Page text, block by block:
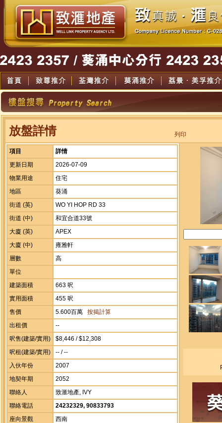
放盤詳情 列印
項目
詳情
更新日期
2026-07-09
物業用途
住宅
地區
葵涌
街道 (英)
WO YI HOP RD 33
街道 (中)
和宜合道33號
大廈 (英)
APEX
大廈 (中)
雍雅軒
層數
高
單位
建築面積
663 呎
實用面積
455 呎
售價
5.600百萬 按揭計算
出租價
--
呎售(建築/實用)
$8,446 / $12,308
呎租(建築/實用)
-- / --
入伙年份
2007
地契年期
2052
聯絡人
致滙地產, IVY
聯絡電話
24232329, 90833793
座向景觀
西南